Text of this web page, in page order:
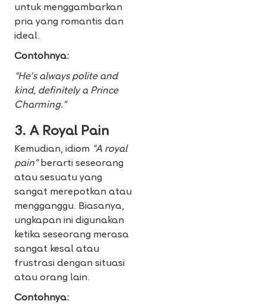
untuk menggambarkan
pria yang romantis dan
ideal.
Contohnya:
“He’s always polite and
kind, definitely a Prince
Charming.”
3. A Royal Pain
Kemudian, idiom “A royal
pain”berarti seseorang
atau sesuatu yang
sangat merepotkan atau
mengganggu. Biasanya,
ungkapan ini digunakan
ketika seseorang merasa
sangat kesal atau
frustrasi dengan situasi
atau orang lain.
Contohnya: